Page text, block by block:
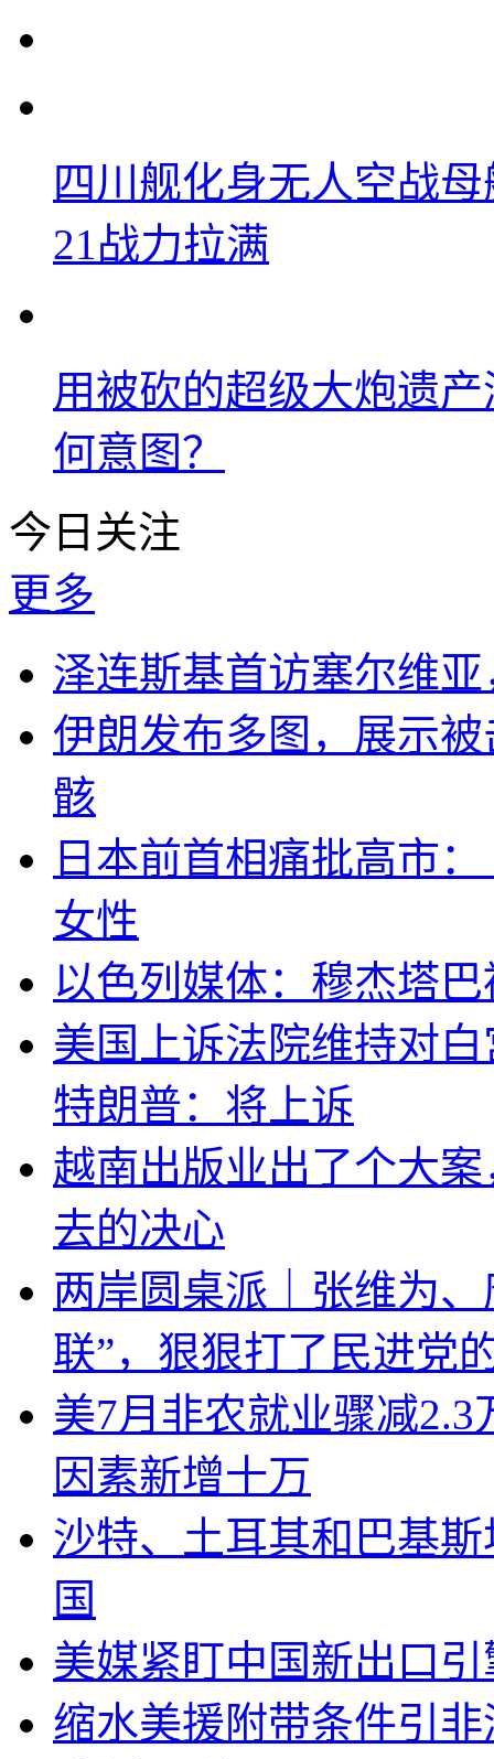
四川舰化身无人空战
21战力拉满
用被砍的超级大炮遗
何意图？
今日关注
更多
泽连斯基首访塞尔维
伊朗发布多图，展示
骸
日本前首相痛批高市
女性
以色列媒体：穆杰塔
美国上诉法院维持对
特朗普：将上诉
越南出版业出了个大
去的决心
两岸圆桌派｜张维为
联”，狠狠打了民进党
美7月非农就业骤减
因素新增十万
沙特、土耳其和巴基
国
美媒紧盯中国新出口
缩水美援附带条件引